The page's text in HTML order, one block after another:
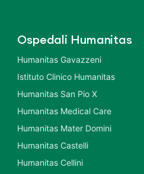
Ospedali Humanitas
Humanitas Gavazzeni
Istituto Clinico Humanitas
Humanitas San Pio X
Humanitas Medical Care
Humanitas Mater Domini
Humanitas Castelli
Humanitas Cellini